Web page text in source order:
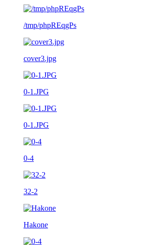
/tmp/phpREqgPs
cover3.jpg
0-1.JPG
0-1.JPG
0-4
32-2
Hakone